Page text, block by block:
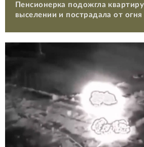
Пенсионерка подожгла
выселении и пострадала от огня